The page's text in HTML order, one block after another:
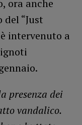
ora anche
“Just
intervenuto a
presenza dei
vandalico.